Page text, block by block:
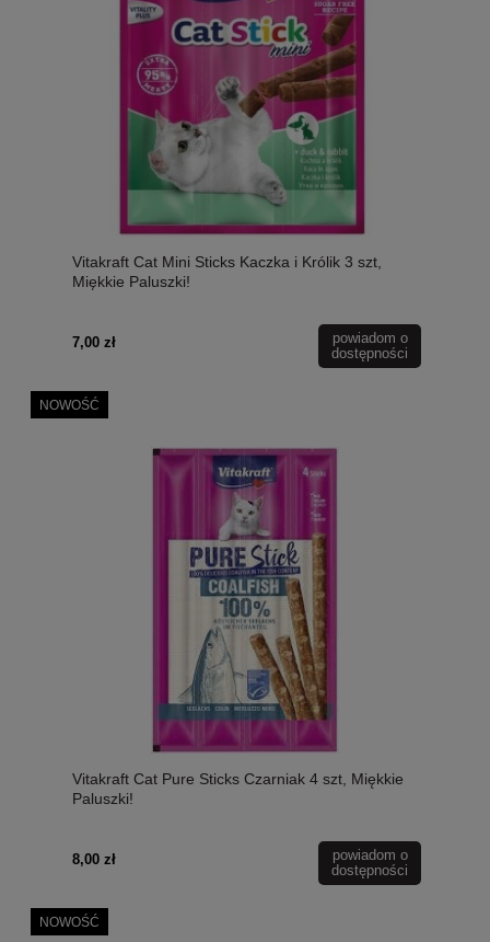
Vitakraft Cat Mini Sticks Kaczka i Królik 3 szt,
Miękkie Paluszki!
7,00 zł
powiadom o
dostępności
Vitakraft Cat Pure Sticks Czarniak 4 szt, Miękkie
Paluszki!
8,00 zł
powiadom o
dostępności
NOWOŚĆ
NOWOŚĆ